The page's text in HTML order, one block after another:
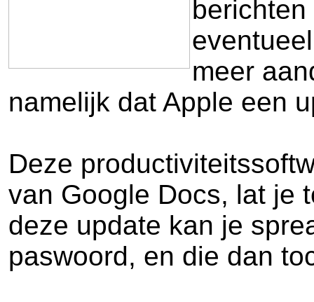
meer
namelijk dat Apple een
Deze
van Google Docs, lat je
deze update kan je
paswoord, en die dan